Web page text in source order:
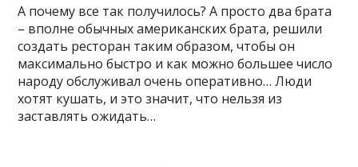
А почему все так получилось? А просто два брата
– вполне обычных американских брата, решили
создать ресторан таким образом, чтобы он
максимально быстро и как можно большее число
народу обслуживал очень оперативно… Люди
хотят кушать, и это значит, что нельзя из
заставлять ожидать…